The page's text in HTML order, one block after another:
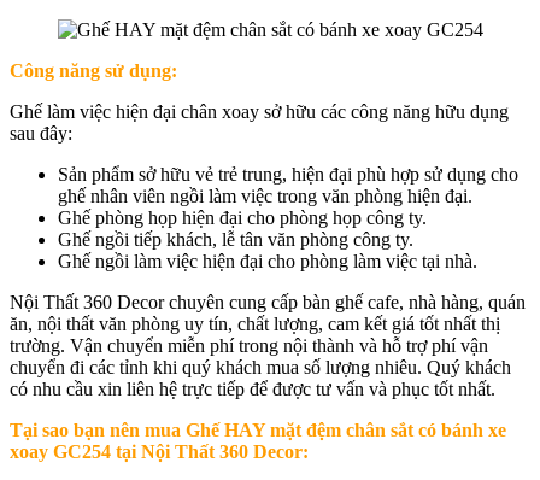
Công năng sử dụng:
Ghế làm việc hiện đại chân xoay sở hữu các công năng hữu dụng
sau đây:
Sản phẩm sở hữu vẻ trẻ trung, hiện đại phù hợp sử dụng cho
ghế nhân viên ngồi làm việc trong văn phòng hiện đại.
Ghế phòng họp hiện đại cho phòng họp công ty.
Ghế ngồi tiếp khách, lễ tân văn phòng công ty.
Ghế ngồi làm việc hiện đại cho phòng làm việc tại nhà.
Nội Thất 360 Decor chuyên cung cấp bàn ghế cafe, nhà hàng, quán
ăn, nội thất văn phòng uy tín, chất lượng, cam kết giá tốt nhất thị
trường. Vận chuyển miễn phí trong nội thành và hỗ trợ phí vận
chuyển đi các tỉnh khi quý khách mua số lượng nhiêu. Quý khách
có nhu cầu xin liên hệ trực tiếp để được tư vấn và phục tốt nhất.
Tại sao bạn nên mua Ghế HAY mặt đệm chân sắt có bánh xe
xoay GC254 tại Nội Thất 360 Decor: